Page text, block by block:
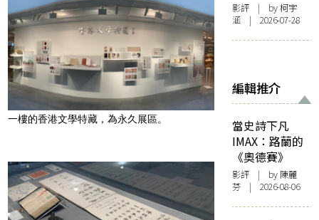
一樓的香港文學特藏，為永久展區。
影評 | by 柯宇
涵 | 2026-07-28
編輯推介
當史詩下凡
IMAX：路蘭的
《奧德賽》
影評 | by 陳麗
芬 | 2026-08-06